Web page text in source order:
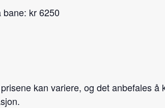
kr 6250
kan variere, og det anbefales